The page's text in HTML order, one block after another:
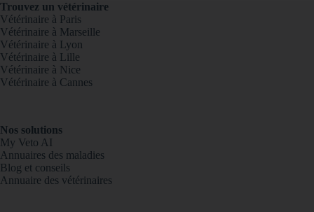
Trouvez un vétérinaire
Vétérinaire à Paris
Vétérinaire à Marseille
Vétérinaire à Lyon
Vétérinaire à Lille
Vétérinaire à Nice
Vétérinaire à Cannes
Nos solutions
My Veto AI
Annuaires des maladies
Blog et conseils
Annuaire des vétérinaires